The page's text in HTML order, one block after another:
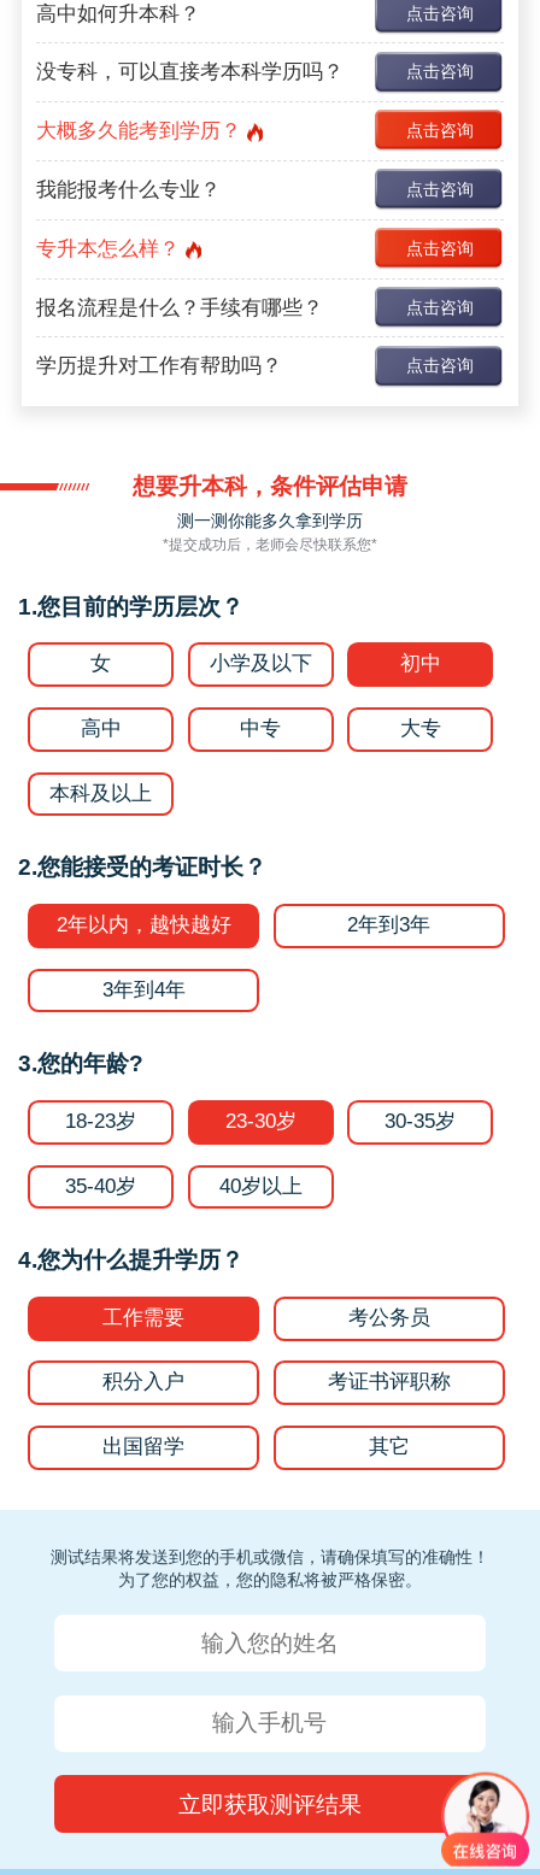
高中如何升本科？ 点击咨询
没专科，可以直接考本科学历吗？ 点击咨询
大概多久能考到学历？ 点击咨询
我能报考什么专业？ 点击咨询
专升本怎么样？ 点击咨询
报名流程是什么？手续有哪些？ 点击咨询
学历提升对工作有帮助吗？ 点击咨询
想要升本科，条件评估申请
测一测你能多久拿到学历
*提交成功后，老师会尽快联系您*
1.您目前的学历层次？
女 小学及以下 初中
高中 中专 大专
本科及以上
2.您能接受的考证时长？
2年以内，越快越好 2年到3年
3年到4年
3.您的年龄?
18-23岁 23-30岁 30-35岁
35-40岁 40岁以上
4.您为什么提升学历？
工作需要 考公务员
积分入户 考证书评职称
出国留学 其它
测试结果将发送到您的手机或微信，请确保填写的准确性！
为了您的权益，您的隐私将被严格保密。
厦门 1832373****
李先生
福州 1826052****
符合
泉州 1828035****
符合
符合